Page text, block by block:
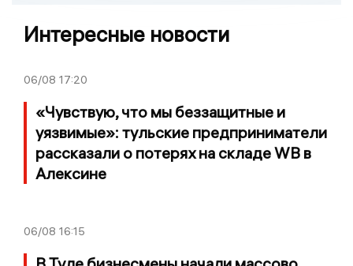
Интересные новости
06/08 17:20
«Чувствую, что мы беззащитные и
уязвимые»: тульские предприниматели
рассказали о потерях на складе WB в
Алексине
06/08 16:15